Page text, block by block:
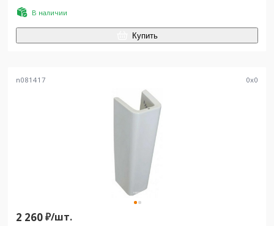
В наличии
Купить
n081417 0x0
2 260₽/шт.